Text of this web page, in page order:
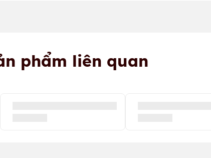
phẩm liên quan